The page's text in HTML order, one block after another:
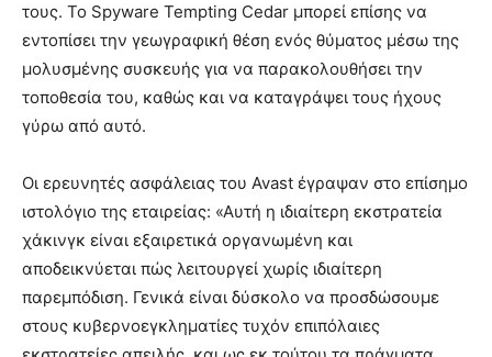
τους. Το Spyware Tempting Cedar μπορεί επίσης να
εντοπίσει την γεωγραφική θέση ενός θύματος μέσω της
μολυσμένης συσκευής για να παρακολουθήσει την
τοποθεσία του, καθώς και να καταγράψει τους ήχους
γύρω από αυτό.
Οι ερευνητές ασφάλειας του Avast έγραψαν στο επίσημο
ιστολόγιο της εταιρείας: «Αυτή η ιδιαίτερη εκστρατεία
χάκινγκ είναι εξαιρετικά οργανωμένη και
αποδεικνύεται πώς λειτουργεί χωρίς ιδιαίτερη
παρεμπόδιση. Γενικά είναι δύσκολο να προσδώσουμε
στους κυβερνοεγκληματίες τυχόν επιπόλαιες